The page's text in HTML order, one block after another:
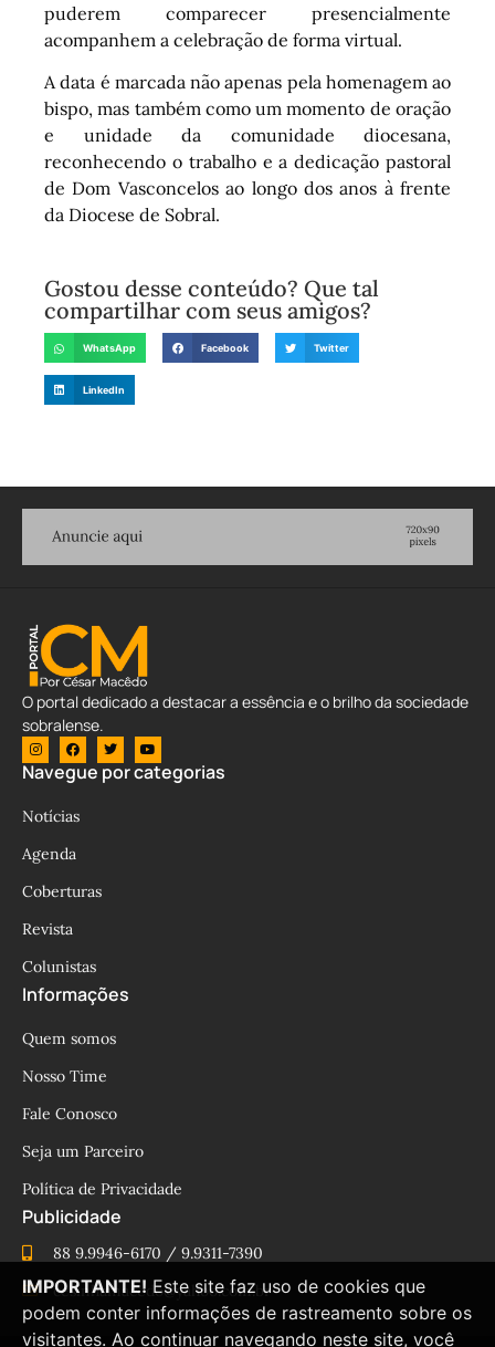
puderem comparecer presencialmente
acompanhem a celebração de forma virtual.
A data é marcada não apenas pela homenagem ao
bispo, mas também como um momento de oração
e unidade da comunidade diocesana,
reconhecendo o trabalho e a dedicação pastoral
de Dom Vasconcelos ao longo dos anos à frente
da Diocese de Sobral.
Gostou desse conteúdo? Que tal
compartilhar com seus amigos?
WhatsApp Facebook Twitter
LinkedIn
O portal dedicado a destacar a essência e o brilho da sociedade
sobralense.
Navegue por categorias
Notícias
Agenda
Coberturas
Revista
Colunistas
Informações
Quem somos
Nosso Time
Fale Conosco
Seja um Parceiro
Política de Privacidade
Publicidade
88 9.9946-6170 / 9.9311-7390
cesinhamacedo@yahoo.com.br
IMPORTANTE! Este site faz uso de cookies que
podem conter informações de rastreamento sobre os
visitantes. Ao continuar navegando neste site, você